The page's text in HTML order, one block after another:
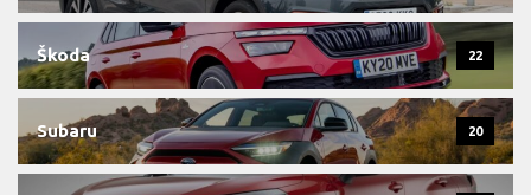
Škoda 22
Subaru 20